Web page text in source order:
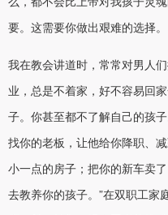
要。这需要你做出艰难的选择。
我在教会讲道时，常常对男人
业，总是不着家，好不容易回
子。你甚至都不了解自己的孩
找你的老板，让他给你降职、
小一点的房子；把你的新车卖
去教养你的孩子。”在双职工家